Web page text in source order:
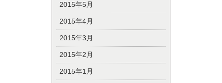
2015年5月
2015年4月
2015年3月
2015年2月
2015年1月